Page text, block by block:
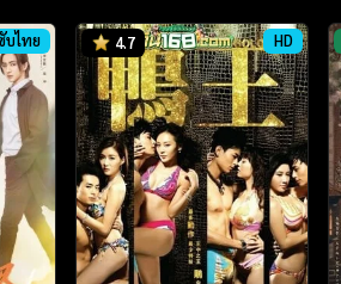
บไทย 4.7 HD